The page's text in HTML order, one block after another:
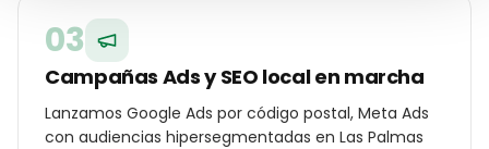
03
Campañas Ads y SEO local en marcha
Lanzamos Google Ads por código postal, Meta Ads
con audiencias hipersegmentadas en Las Palmas